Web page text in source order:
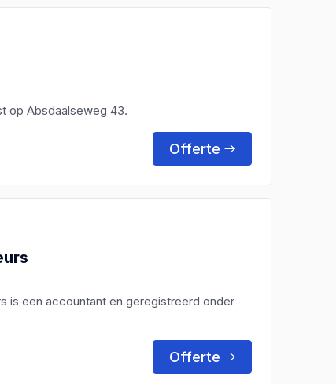
op Absdaalseweg 43.
Offerte
is een accountant en geregistreerd onder
Offerte